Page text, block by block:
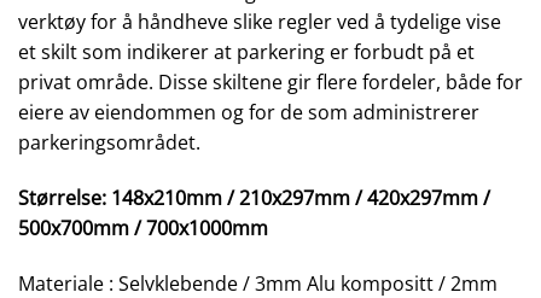
verktøy for å håndheve slike regler ved å tydelige vise
et skilt som indikerer at parkering er forbudt på et
privat område. Disse skiltene gir flere fordeler, både for
eiere av eiendommen og for de som administrerer
parkeringsområdet.
Størrelse: 148x210mm / 210x297mm / 420x297mm /
500x700mm / 700x1000mm
Materiale : Selvklebende / 3mm Alu kompositt / 2mm